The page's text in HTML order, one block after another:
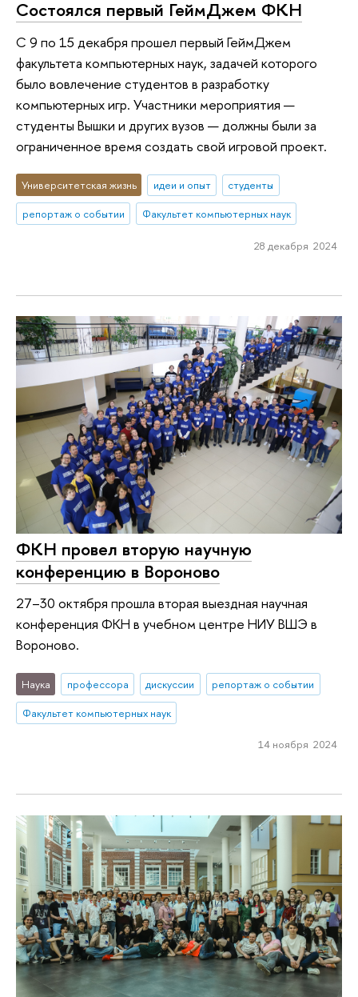
Состоялся первый ГеймДжем ФКН
C 9 по 15 декабря прошел первый ГеймДжем
факультета компьютерных наук, задачей которого
было вовлечение студентов в разработку
компьютерных игр. Участники мероприятия —
студенты Вышки и других вузов — должны были за
ограниченное время создать свой игровой проект.
Университетская жизнь идеи и опыт
студенты
репортаж о событии
Факультет компьютерных наук
28 декабря 2024
ФКН провел вторую научную
конференцию в Вороново
27–30 октября прошла вторая выездная научная
конференция ФКН в учебном центре НИУ ВШЭ в
Вороново.
Наука профессора дискуссии
репортаж о событии
Факультет компьютерных наук
14 ноября 2024